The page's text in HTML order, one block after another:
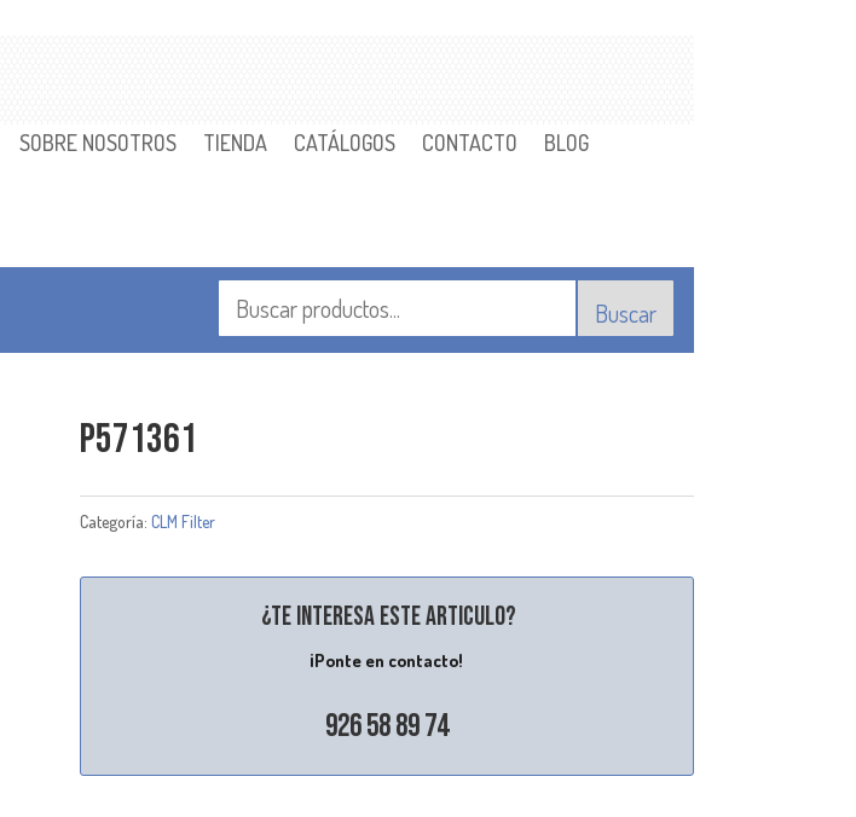
SOBRE NOSOTROS TIENDA CATÁLOGOS CONTACTO BLOG
Buscar
P571361
Categoría: CLM Filter
¿Te interesa este articulo?
¡Ponte en contacto!
926 58 89 74